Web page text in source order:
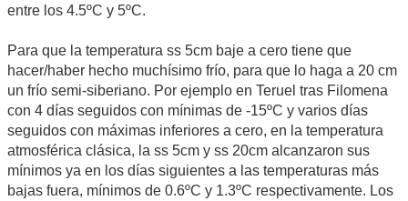
entre los 4.5ºC y 5ºC.
Para que la temperatura ss 5cm baje a cero tiene que
hacer/haber hecho muchísimo frío, para que lo haga a 20 cm
un frío semi-siberiano. Por ejemplo en Teruel tras Filomena
con 4 días seguidos con mínimas de -15ºC y varios días
seguidos con máximas inferiores a cero, en la temperatura
atmosférica clásica, la ss 5cm y ss 20cm alcanzaron sus
mínimos ya en los días siguientes a las temperaturas más
bajas fuera, mínimos de 0.6ºC y 1.3ºC respectivamente. Los